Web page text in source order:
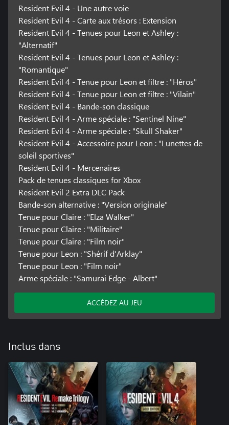
Resident Evil 4 - Une autre voie
Resident Evil 4 - Carte aux trésors : Extension
Resident Evil 4 - Tenues pour Leon et Ashley :
"Alternatif"
Resident Evil 4 - Tenues pour Leon et Ashley :
"Romantique"
Resident Evil 4 - Tenue pour Leon et filtre : "Héros"
Resident Evil 4 - Tenue pour Leon et filtre : "Vilain"
Resident Evil 4 - Bande-son classique
Resident Evil 4 - Arme spéciale : "Sentinel Nine"
Resident Evil 4 - Arme spéciale : "Skull Shaker"
Resident Evil 4 - Accessoire pour Leon : "Lunettes de
soleil sportives"
Resident Evil 4 - Mercenaires
Pack de tenues classiques for Xbox
Resident Evil 2 Extra DLC Pack
Bande-son alternative : "Version originale"
Tenue pour Claire : "Elza Walker"
Tenue pour Claire : "Militaire"
Tenue pour Claire : "Film noir"
Tenue pour Leon : "Shérif d'Arklay"
Tenue pour Leon : "Film noir"
Arme spéciale : "Samurai Edge - Albert"
ACCÉDEZ AU JEU
Inclus dans